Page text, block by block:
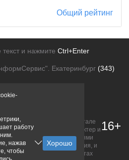
Общий рейтинг
и нажмите Ctrl+Enter
Екатеринбург (343)
рекламодателей
размещенная на портале
ознакомительный характер и
определяемой положениями
точного и полного описания, и
условия уточняйте на сайтах
16+
работу
нажав
чтобы